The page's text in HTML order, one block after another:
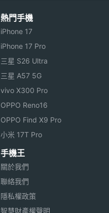
熱門手機
iPhone 17
iPhone 17 Pro
三星 S26 Ultra
三星 A57 5G
vivo X300 Pro
OPPO Reno16
OPPO Find X9 Pro
小米 17T Pro
手機王
關於我們
聯絡我們
隱私權政策
智慧財產權聲明